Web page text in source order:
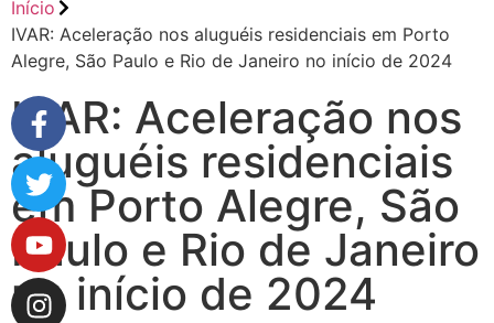
Início
IVAR: Aceleração nos aluguéis residenciais em Porto
Alegre, São Paulo e Rio de Janeiro no início de 2024
IVAR: Aceleração nos
aluguéis residenciais
em Porto Alegre, São
Paulo e Rio de Janeiro
no início de 2024